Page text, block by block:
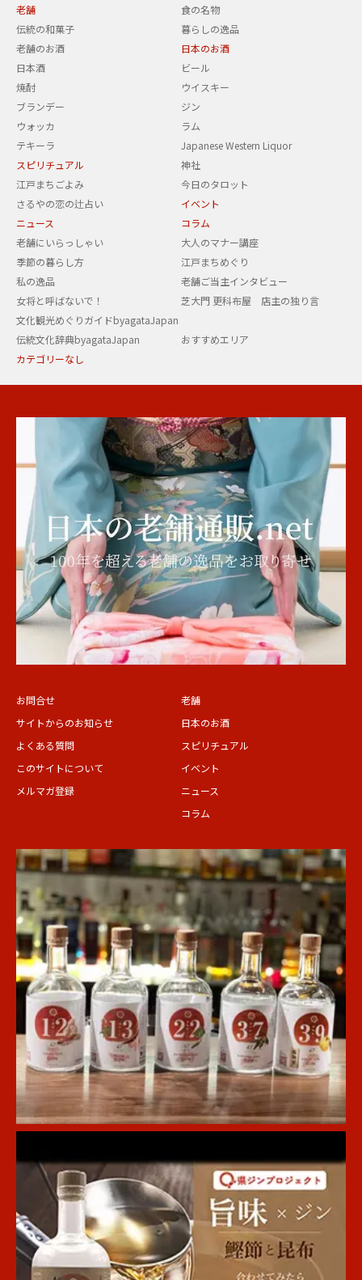
老舗
食の名物
伝統の和菓子
暮らしの逸品
老舗のお酒
日本のお酒
日本酒
ビール
焼酎
ウイスキー
ブランデー
ジン
ウォッカ
ラム
テキーラ
Japanese Western Liquor
スピリチュアル
神社
江戸まちごよみ
今日のタロット
さるやの恋の辻占い
イベント
ニュース
コラム
老舗にいらっしゃい
大人のマナー講座
季節の暮らし方
江戸まちめぐり
私の逸品
老舗ご当主インタビュー
女将と呼ばないで！
芝大門 更科布屋 店主の独り言
文化観光めぐりガイドbyagataJapan
伝統文化辞典byagataJapan
おすすめエリア
カテゴリーなし
お問合せ
サイトからのお知らせ
よくある質問
このサイトについて
メルマガ登録
老舗
日本のお酒
スピリチュアル
イベント
ニュース
コラム